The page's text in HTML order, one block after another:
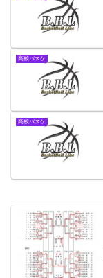
高校バスケ
高校バスケ